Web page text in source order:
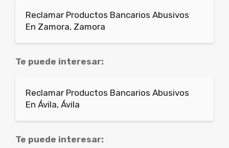
Reclamar Productos Bancarios Abusivos
En Zamora, Zamora
Te puede interesar:
Reclamar Productos Bancarios Abusivos
En Ávila, Ávila
Te puede interesar: